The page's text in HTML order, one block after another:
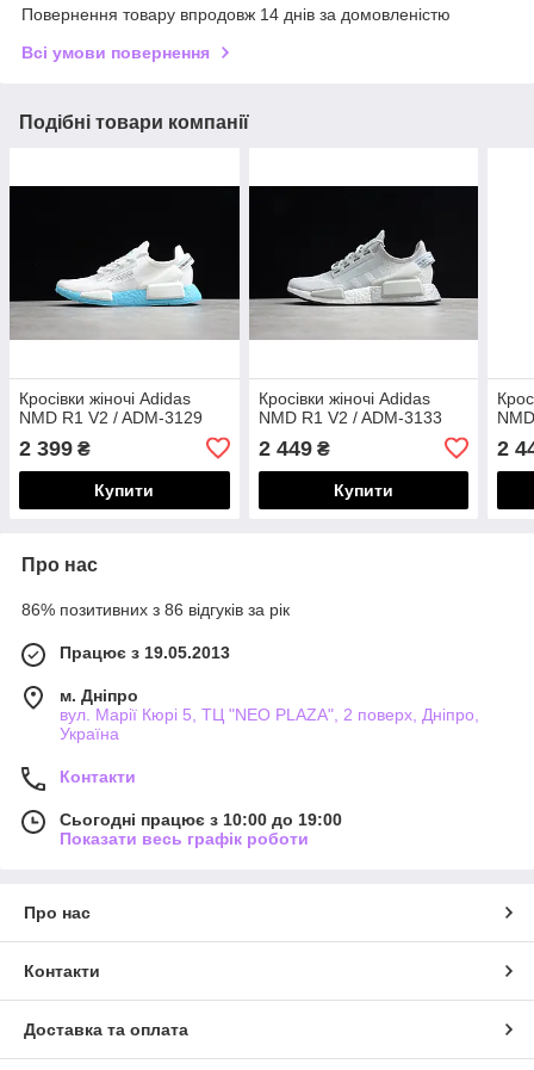
Повернення товару впродовж 14 днів за домовленістю
Всі умови повернення
Подібні товари компанії
Кросівки жіночі Adidas
NMD R1 V2 / ADM-3129
2 399 ₴
Купити
Кросівки жіночі Adidas
NMD R1 V2 / ADM-3133
2 449₴
Купити
2
Про нас
86% позитивних з 86 відгуків за рік
Працює з 19.05.2013
м. Дніпро
вул. Марії Кюрі 5, ТЦ "NEO PLAZA", 2 поверх, Дніпро,
Україна
Контакти
Сьогодні працює з 10:00 до 19:00
Показати весь графік роботи
Про нас
Контакти
Доставка та оплата